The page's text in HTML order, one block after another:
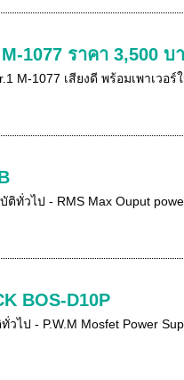
1077 ราคา 3,500 บ
M-1077 เสียงดี พร้อมเพาเว
ทั่วไป - RMS Max Ouput
BOS-D10P
ไป - P.W.M Mosfet Power